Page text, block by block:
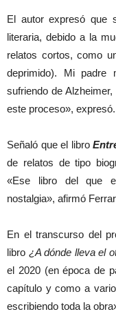
El autor expresó que
literaria, debido a la
relatos cortos, como
deprimido). Mi
sufriendo de
este proceso», expresó.
Señaló que el libro
de relatos de tipo
«Ese libro del que
nostalgia», afirmó
En el transcurso del
libro ¿A dónde lleva el
el 2020 (en época de
capítulo y como a
escribiendo toda la